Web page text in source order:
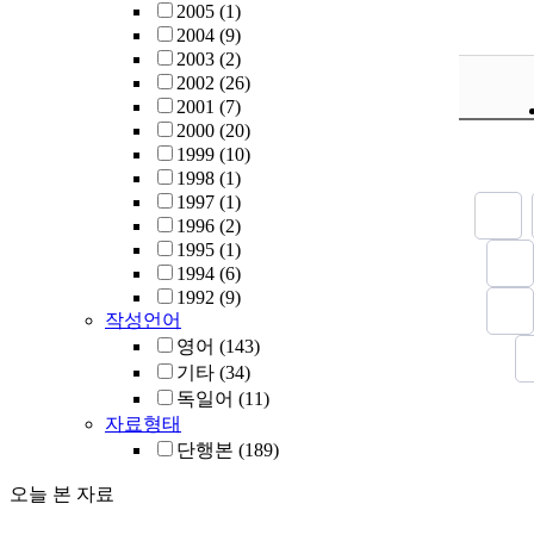
2005 (1)
2004 (9)
2003 (2)
2002 (26)
2001 (7)
2000 (20)
1999 (10)
1998 (1)
1997 (1)
1996 (2)
1995 (1)
1994 (6)
1992 (9)
작성언어
영어 (143)
기타 (34)
독일어 (11)
자료형태
단행본 (189)
오늘 본 자료